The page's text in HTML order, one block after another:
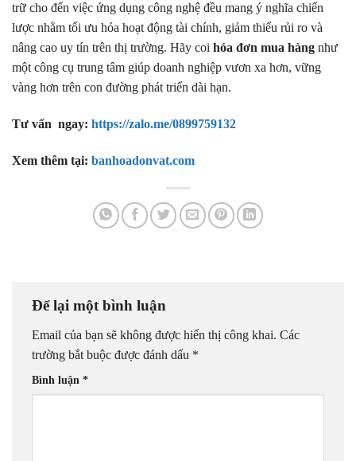
trữ cho đến việc ứng dụng công nghệ đều mang ý nghĩa chiến
lược nhằm tối ưu hóa hoạt động tài chính, giảm thiểu rủi ro và
nâng cao uy tín trên thị trường. Hãy coi hóa đơn mua hàng như
một công cụ trung tâm giúp doanh nghiệp vươn xa hơn, vững
vàng hơn trên con đường phát triển dài hạn.
Tư vấn ngay: https://zalo.me/0899759132
Xem thêm tại: banhoadonvat.com
Để lại một bình luận
Email của bạn sẽ không được hiển thị công khai. Các
trường bắt buộc được đánh dấu *
Bình luận *